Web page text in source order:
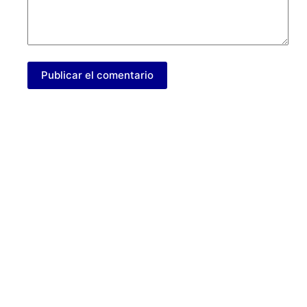
Publicar el comentario